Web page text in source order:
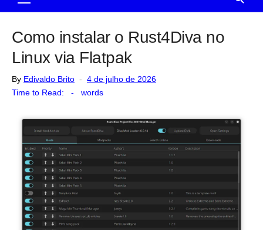
Como instalar o Rust4Diva no
Linux via Flatpak
By Edivaldo Brito
Posted
4 de julho de 2026
Time to Read:
- words